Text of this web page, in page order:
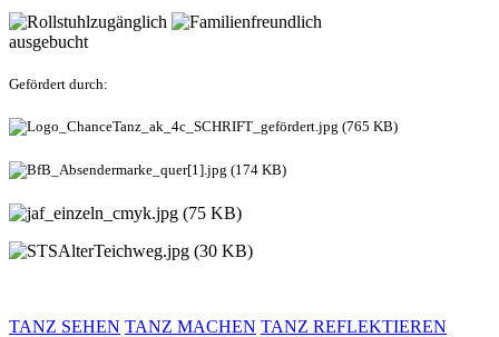
ausgebucht
Gefördert durch:
TANZ SEHEN TANZ MACHEN TANZ REFLEKTIEREN